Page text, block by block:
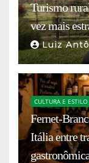
Turismo
vez mais
Luiz
CULTURA E
Fernet-
Itália entre